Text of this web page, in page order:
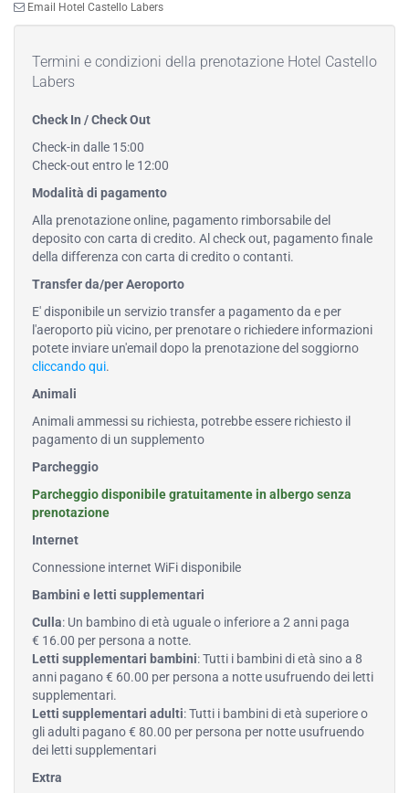
Email Hotel Castello Labers
Termini e condizioni della prenotazione Hotel Castello
Labers
Check In / Check Out
Check-in dalle 15:00
Check-out entro le 12:00
Modalità di pagamento
Alla prenotazione online, pagamento rimborsabile del
deposito con carta di credito. Al check out, pagamento finale
della differenza con carta di credito o contanti.
Transfer da/per Aeroporto
E' disponibile un servizio transfer a pagamento da e per
l'aeroporto più vicino, per prenotare o richiedere informazioni
potete inviare un'email dopo la prenotazione del soggiorno
cliccando qui.
Animali
Animali ammessi su richiesta, potrebbe essere richiesto il
pagamento di un supplemento
Parcheggio
Parcheggio disponibile gratuitamente in albergo senza
prenotazione
Internet
Connessione internet WiFi disponibile
Bambini e letti supplementari
Culla: Un bambino di età uguale o inferiore a 2 anni paga
€ 16.00 per persona a notte.
Letti supplementari bambini: Tutti i bambini di età sino a 8
anni pagano € 60.00 per persona a notte usufruendo dei letti
supplementari.
Letti supplementari adulti: Tutti i bambini di età superiore o
gli adulti pagano € 80.00 per persona per notte usufruendo
dei letti supplementari
Extra